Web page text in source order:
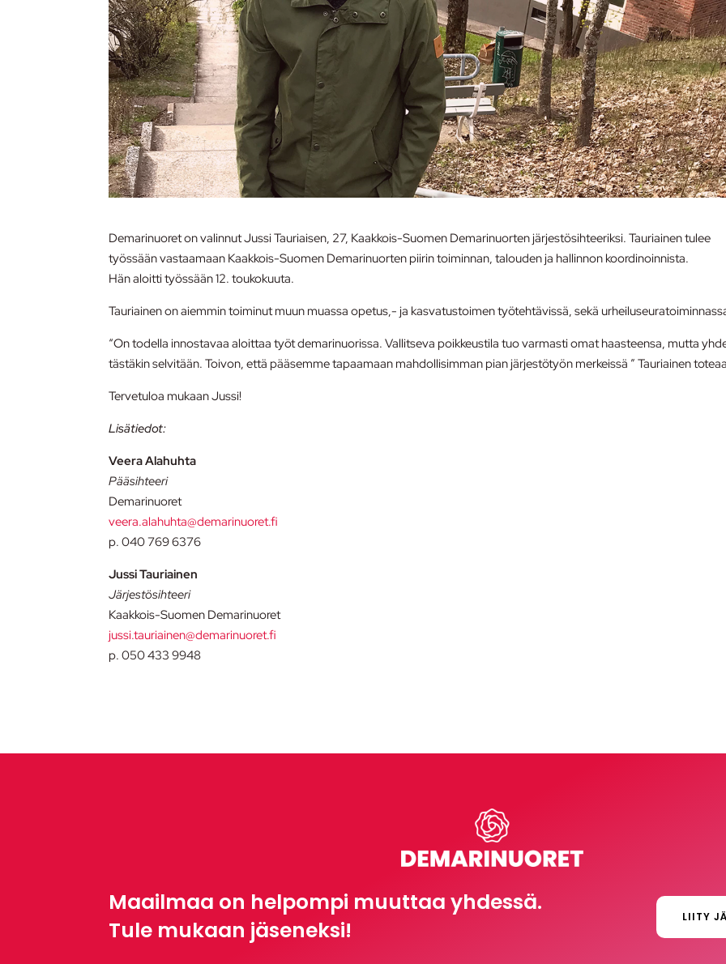
Demarinuoret on valinnut Jussi Tauriaisen, 27, Kaakkois-Suomen Demarinuorten järjestösihteeriksi. Tauriainen tulee
työssään vastaamaan Kaakkois-Suomen Demarinuorten piirin toiminnan, talouden ja hallinnon koordinoinnista.
Hän aloitti työssään 12. toukokuuta.
Tauriainen on aiemmin toiminut muun muassa opetus,- ja kasvatustoimen työtehtävissä, sekä
“On todella innostavaa aloittaa työt demarinuorissa. Vallitseva poikkeustila tuo varmasti omat haasteensa, mutta
tästäkin selvitään. Toivon, että pääsemme tapaamaan mahdollisimman pian järjestötyön merkeissä ” Tauriainen
Tervetuloa mukaan Jussi!
Lisätiedot:
Veera Alahuhta
Pääsihteeri
Demarinuoret
veera.alahuhta@demarinuoret.fi
p. 040 769 6376
Jussi Tauriainen
Järjestösihteeri
Kaakkois-Suomen Demarinuoret
jussi.tauriainen@demarinuoret.fi
p. 050 433 9948
Maailmaa on helpompi muuttaa yhdessä.
Tule mukaan jäseneksi!
LIITY